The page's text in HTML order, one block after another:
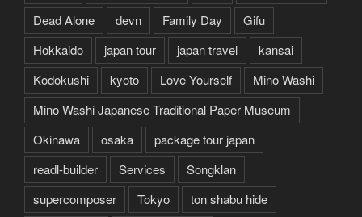
Dead Alone
devn Family Day
Gifu
Hokkaido
japan tour japan travel
kansai
Kodokushi
kyoto Love Yourself
Mino Washi
Mino Washi Japanese Traditional Paper Museum
Okinawa
osaka
package tour japan
readl-builder
Services
Songklan
supercomposer
Tokyo
ton shabu hide